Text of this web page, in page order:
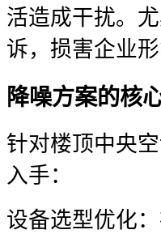
活造成干扰。
诉，损害企业形
降噪方案的核
针对楼顶中央
入手：
设备选型优化